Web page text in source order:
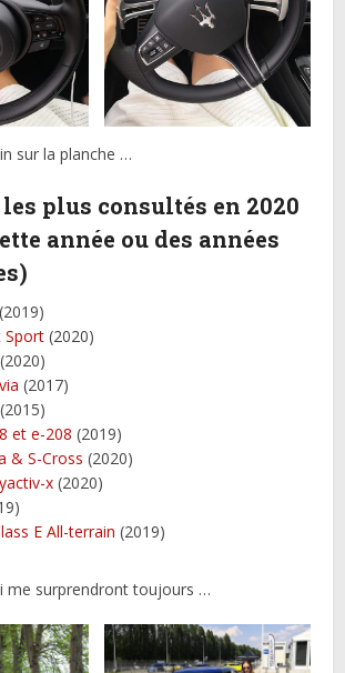
sur la planche …
plus consultés en 2020
année ou des années
(2019)
Sport (2020)
(2020)
(2017)
(2015)
et e-208 (2019)
& S-Cross(2020)
x (2020)
E All-terrain (2019)
me surprendront toujours …